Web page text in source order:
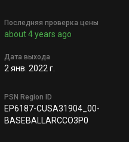
Последняя проверка цены
about 4 years ago
Дата выхода
2 янв. 2022 г.
PSN Region ID
EP6187-CUSA31904_00-
BASEBALLARCCO3P0